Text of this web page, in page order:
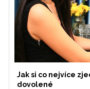
Jak si co nejvíce
dovolené